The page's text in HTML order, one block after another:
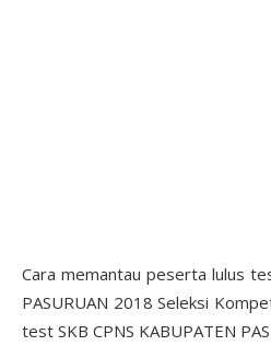
Cara memantau peserta lulus
PASURUAN 2018 Seleksi
test SKB CPNS KABUPATEN